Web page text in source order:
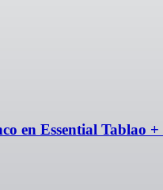
en Essential Tablao